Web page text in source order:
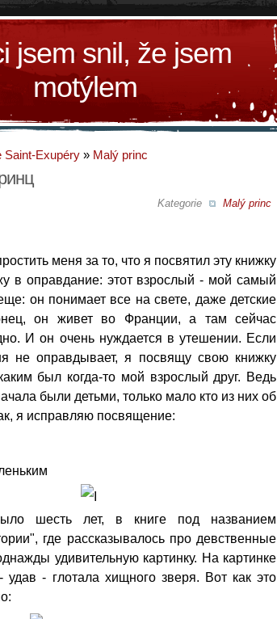
jsem snil, že jsem
motýlem
Saint-Exupéry » Malý princ
Kategorie Malý princ
меня за то, что я посвятил эту книжку
в оправдание: этот взрослый - мой самый
он понимает все на свете, даже детские
он живет во Франции, а там сейчас
И он очень нуждается в утешении. Если
не оправдывает, я посвящу свою книжку
был когда-то мой взрослый друг. Ведь
были детьми, только мало кто из них об
я исправляю посвящение:
шесть лет, в книге под названием
где рассказывалось про девственные
удивительную картинку. На картинке
удав - глотала хищного зверя. Вот как это